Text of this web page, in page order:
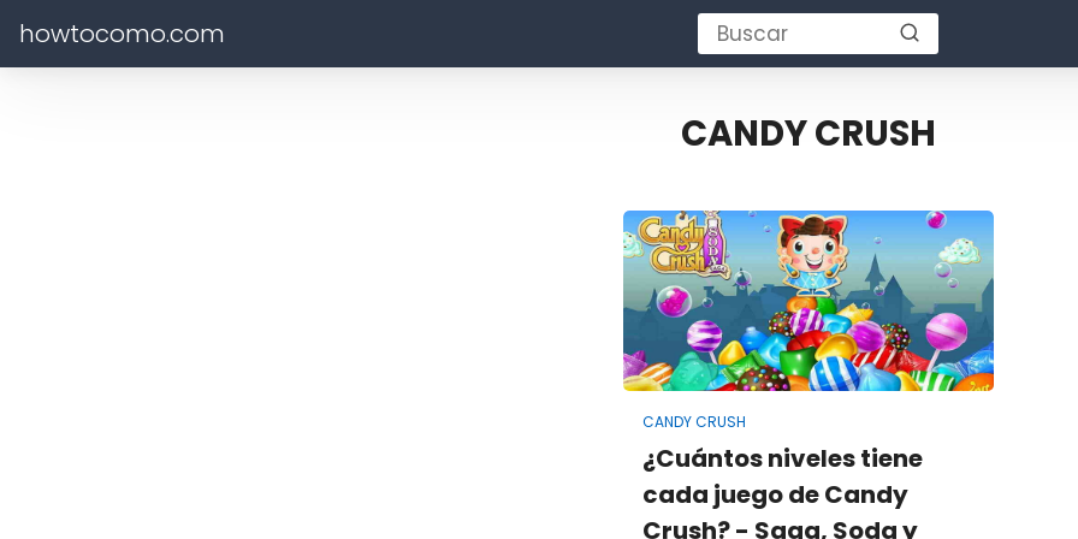
howtocomo.com
CANDY CRUSH
CANDY CRUSH
¿Cuántos niveles tiene
cada juego de Candy
Crush? - Saga, Soda y